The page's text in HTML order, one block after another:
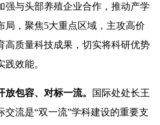
强与头部养殖企业合作，推动产学
局，聚焦5大重点区域，主攻高价
高质量科技成果，切实将科研优势
效能。
包容、对标一流。
国际处处长王
交流是“双一流”学科建设的重要支